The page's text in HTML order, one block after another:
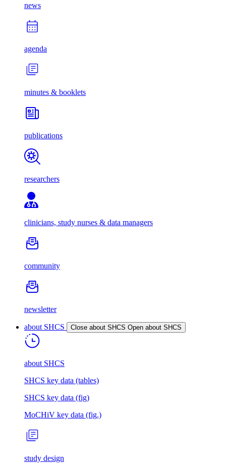
news
agenda
minutes & booklets
publications
researchers
clinicians, study nurses & data managers
community
newsletter
about SHCS Close about SHCS Open about SHCS
about SHCS
SHCS key data (tables)
SHCS key data (fig)
MoCHiV key data (fig.)
study design